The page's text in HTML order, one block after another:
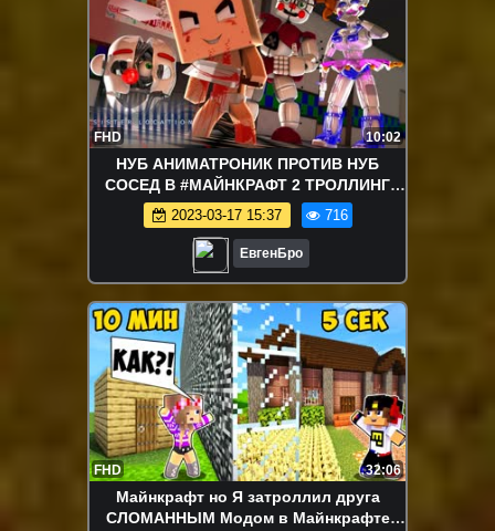
FHD 10:02
НУБ АНИМАТРОНИК ПРОТИВ НУБ
СОСЕД В #МАЙНКРАФТ 2 ТРОЛЛИНГ
ПРИВЕТ СОСЕД В МАЙНКРАФТЕ
MINECRAFT
2023-03-17 15:37 716
ЕвгенБро
FHD 32:06
Майнкрафт но Я затроллил друга
СЛОМАННЫМ Модом в Майнкрафте